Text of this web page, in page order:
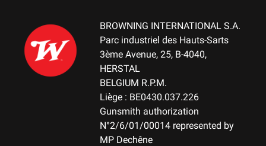
BROWNING INTERNATIONAL S.A.
Parc industriel des Hauts-Sarts
3ème Avenue, 25, B-4040,
HERSTAL
BELGIUM R.P.M.
Liège : BE0430.037.226
Gunsmith authorization
N°2/6/01/00014 represented by
MP Dechêne